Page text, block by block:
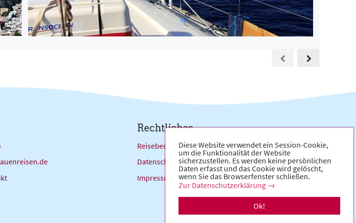
Diese Website verwendet ein Session-Cookie,
um die Funktionalität der Website
sicherzustellen. Es werden keine persönlichen
Daten erfasst und das Cookie wird gelöscht,
wenn Sie das Browserfenster schließen.
Zur Datenschutzerklärung
Ok!
Rechtliches
Reisebedingungen
Datenschutzerklärung
Impressum